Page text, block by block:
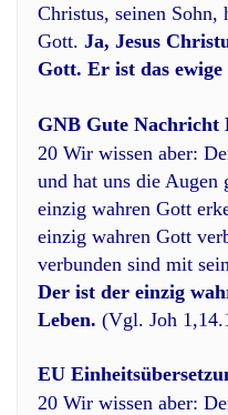
Christus, seinen
Gott. Ja, Jesus
Gott. Er ist das ewige
GNB Gute Nachricht
20 Wir wissen aber:
und hat uns die
einzig wahren Gott
einzig wahren Gott
verbunden sind mit
Der ist der einzig
Leben. (Vgl. Joh
EU
20 Wir wissen aber: